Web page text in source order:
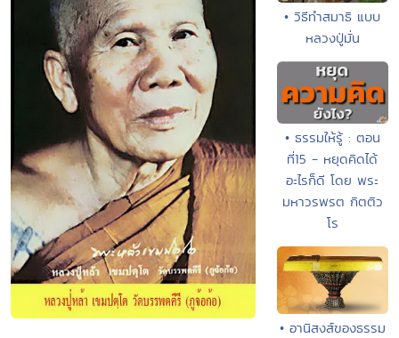
• วิธีทำสมาธิ แบบ
หลวงปู่มั่น
• ธรรมให้รู้ : ตอน
ที่15 - หยุดคิดได้
อะไรก็ดี โดย พระ
มหาวรพรต กิตติว
โร
• อานิสงส์ของธรรม